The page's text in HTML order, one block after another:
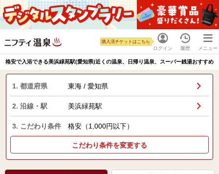
ログイン
購入済チケットはこちら
履歴 メニュー
格安で入浴できる美浜緑苑駅(愛知県)近くの温泉、日帰り温泉、スーパー銭湯おすすめ
1. 都道府県 東海 / 愛知県
2. 沿線・駅 美浜緑苑駅
3. こだわり条件 格安（1,000円以下）
こだわり条件を変更する